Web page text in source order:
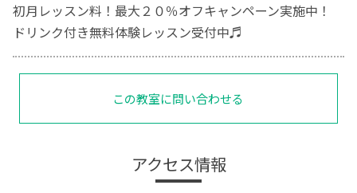
初月レッスン料！最大２０％オフキャンペーン実施中！
ドリンク付き無料体験レッスン受付中♬
この教室に問い合わせる
アクセス情報